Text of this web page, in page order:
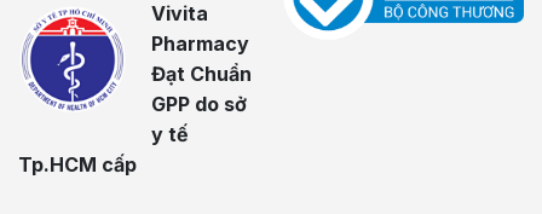
Vivita
Pharmacy
Đạt Chuẩn
GPP do sở
y tế
Tp.HCM cấp